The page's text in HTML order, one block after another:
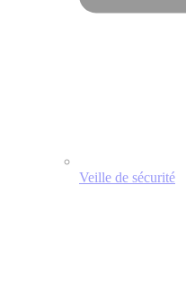
Veille de sécurité